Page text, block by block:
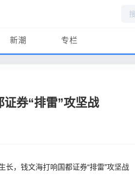
新潮 专栏
券“排雷”攻坚战